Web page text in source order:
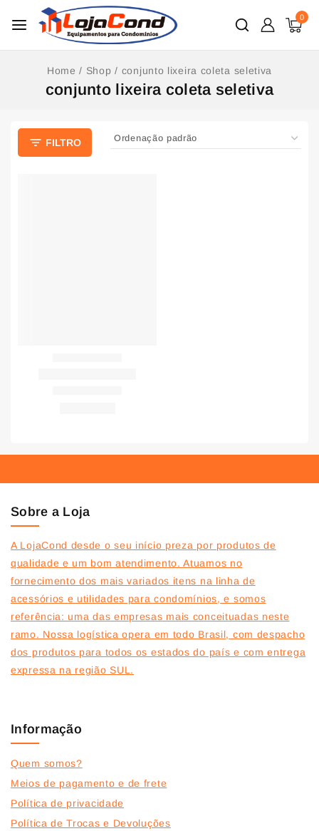
0
Home / Shop / conjunto lixeira coleta seletiva
conjunto lixeira coleta seletiva
FILTRO
Sobre a Loja
A LojaCond desde o seu início preza por produtos de
qualidade e um bom atendimento. Atuamos no
fornecimento dos mais variados itens na linha de
acessórios e utilidades para condomínios, e somos
referência: uma das empresas mais conceituadas neste
ramo. Nossa logística opera em todo Brasil, com despacho
dos produtos para todos os estados do país e com entrega
expressa na região SUL.
Informação
Quem somos?
Meios de pagamento e de frete
Política de privacidade
Política de Trocas e Devoluções